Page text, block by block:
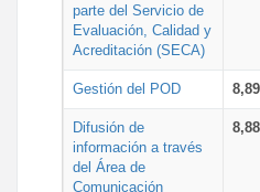
parte del Servicio de
Evaluación, Calidad y
Acreditación (SECA)
Gestión del POD 8,89
Difusión de
información a través
del Área de
Comunicación
8,88